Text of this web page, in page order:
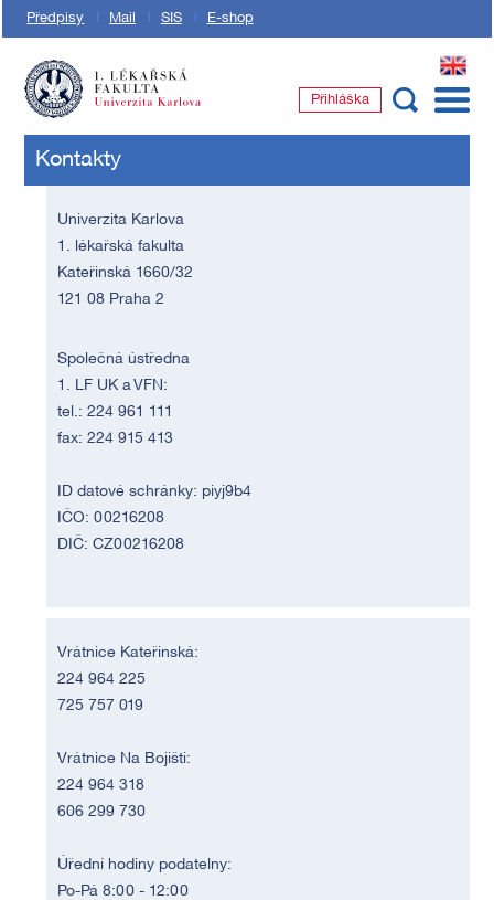
Předpisy Mail SIS E-shop
EN
Přihláška
Kontakty
Univerzita Karlova
1. lékařská fakulta
Kateřinská 1660/32
121 08 Praha 2
Společná ústředna
1. LF UK a VFN:
tel.: 224 961 111
fax: 224 915 413
ID datové schránky: piyj9b4
IČO: 00216208
DIČ: CZ00216208
Vrátnice Kateřinská:
224 964 225
725 757 019
Vrátnice Na Bojišti:
224 964 318
606 299 730
Úřední hodiny podatelny:
Po-Pá 8:00 - 12:00